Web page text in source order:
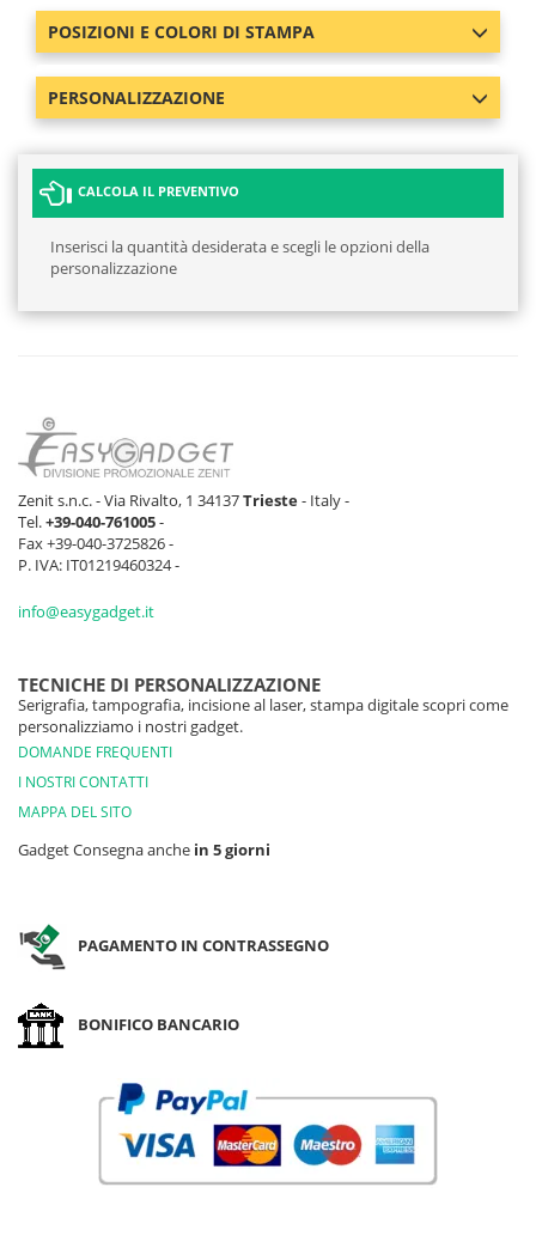
POSIZIONI E COLORI DI STAMPA
PERSONALIZZAZIONE
CALCOLA IL PREVENTIVO
Inserisci la quantità desiderata e scegli le opzioni della
personalizzazione
Zenit s.n.c. - Via Rivalto, 1 34137Trieste- Italy -
Tel.+39-040-761005-
Fax +39-040-3725826 -
P. IVA: IT01219460324 -
info@easygadget.it
TECNICHE DI PERSONALIZZAZIONE
Serigrafia, tampografia, incisione al laser, stampa digitale scopri come
personalizziamo i nostri gadget.
DOMANDE FREQUENTI
I NOSTRI CONTATTI
MAPPA DEL SITO
Gadget Consegna anche in 5 giorni
PAGAMENTO IN CONTRASSEGNO
BONIFICO BANCARIO